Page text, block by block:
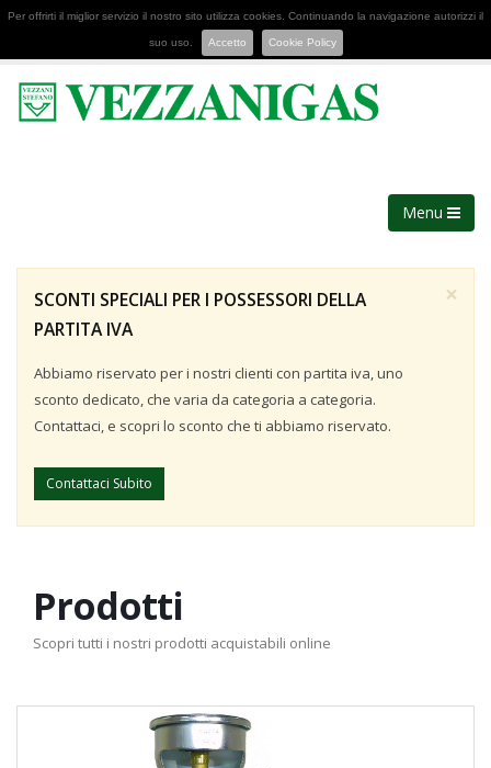
Per offrirti il miglior servizio il nostro sito utilizza cookies. Continuando la navigazione autorizzi il
suo uso. Accetto Cookie Policy
Menu
×
SCONTI SPECIALI PER I POSSESSORI DELLA
PARTITA IVA
Abbiamo riservato per i nostri clienti con partita iva, uno
sconto dedicato, che varia da categoria a categoria.
Contattaci, e scopri lo sconto che ti abbiamo riservato.
Contattaci Subito
Prodotti
Scopri tutti i nostri prodotti acquistabili online